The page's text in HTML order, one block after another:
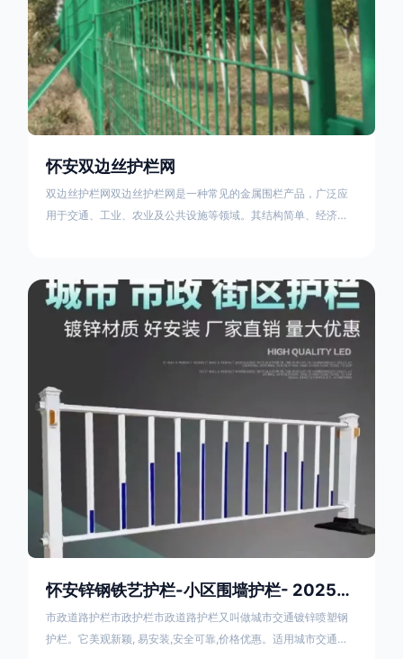
怀安双边丝护栏网
双边丝护栏网双边丝护栏网是一种常见的金属围栏产品，广泛应
用于交通、工业、农业及公共设施等领域。其结构简单、经济实
边丝护栏网由低碳钢丝（Q235材质）通过焊接或编织形成网格结
构，网片两侧各有一根加固的纵向钢丝（双边丝），用于与立柱
连接固定。其表面通常采用镀锌、喷塑或浸塑处理，以增强耐腐
怀安锌钢铁艺护栏-小区围墙护栏- 2025年17631598285新报价
市政道路护栏市政护栏市政道路护栏又叫做城市交通镀锌喷塑钢
护栏。它美观新颖, 易安装,安全可靠,价格优惠。适用城市交通要